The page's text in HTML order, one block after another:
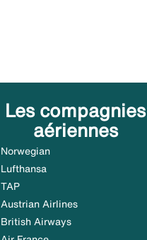
Les compagnies
aériennes
Norwegian
Lufthansa
TAP
Austrian Airlines
British Airways